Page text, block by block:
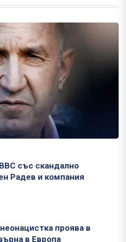
със скандално
Радев и компания
проява в
в Европа